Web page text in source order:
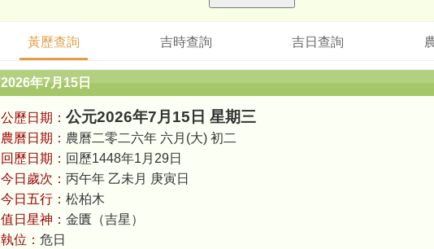
黃歷查詢 吉時查詢 吉日查詢
2026年7月15日
公歷日期： 公元2026年7月15日 星期三
農曆日期： 農曆二零二六年 六月(大) 初二
回歷日期： 回歷1448年1月29日
今日歲次： 丙午年 乙未月 庚寅日
今日五行： 松柏木
值日星神： 金匱（吉星）
執位： 危日